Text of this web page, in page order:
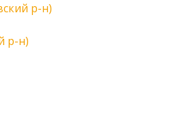
р-н)
р-н)